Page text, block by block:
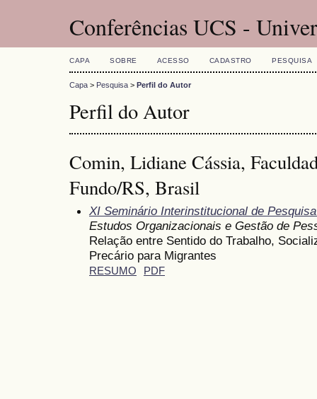
Conferências UCS -
CAPA SOBRE ACESSO CADASTRO PESQUISA
Capa > Pesquisa > Perfil do Autor
Perfil do Autor
Comin, Lidiane Cássia,
Fundo/RS, Brasil
XI Seminário Interinstitucional de
Estudos Organizacionais e Gestão de
Relação entre Sentido do Trabalho,
Precário para Migrantes
RESUMO PDF